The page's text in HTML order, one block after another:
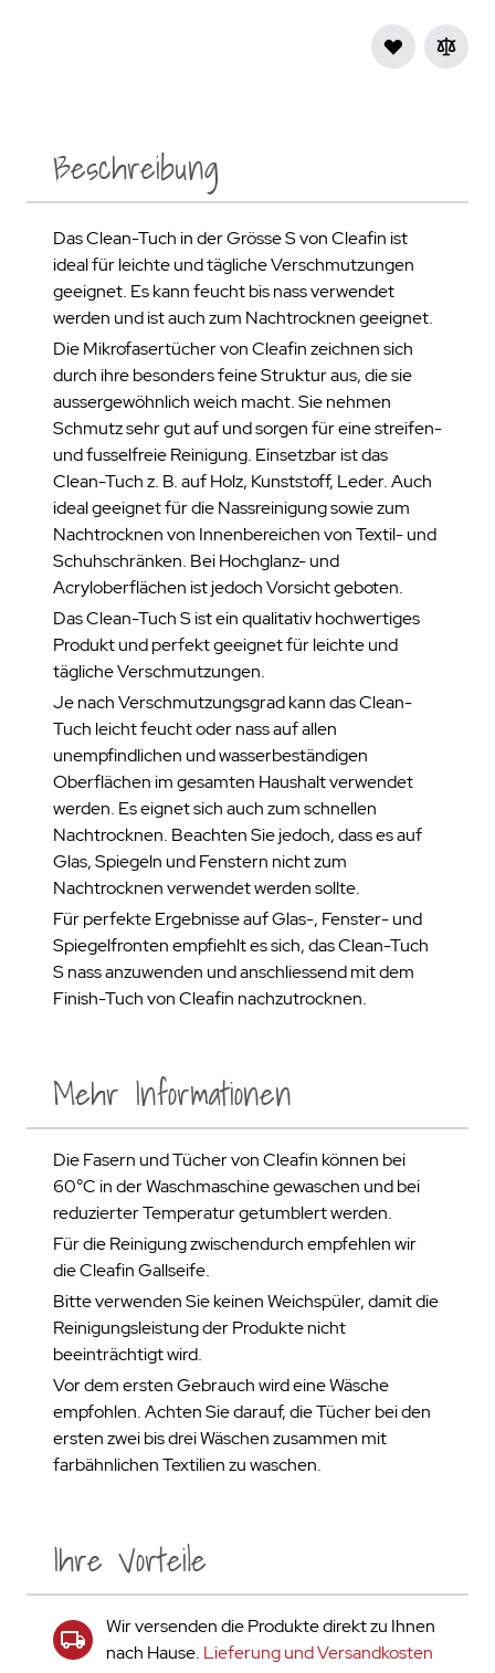
Beschreibung
Das Clean-Tuch in der Grösse S von Cleafin ist
ideal für leichte und tägliche Verschmutzungen
geeignet. Es kann feucht bis nass verwendet
werden und ist auch zum Nachtrocknen geeignet.
Die Mikrofasertücher von Cleafin zeichnen sich
durch ihre besonders feine Struktur aus, die sie
aussergewöhnlich weich macht. Sie nehmen
Schmutz sehr gut auf und sorgen für eine streifen-
und fusselfreie Reinigung. Einsetzbar ist das
Clean-Tuch z. B. auf Holz, Kunststoff, Leder. Auch
ideal geeignet für die Nassreinigung sowie zum
Nachtrocknen von Innenbereichen von Textil- und
Schuhschränken. Bei Hochglanz- und
Acryloberflächen ist jedoch Vorsicht geboten.
Das Clean-Tuch S ist ein qualitativ hochwertiges
Produkt und perfekt geeignet für leichte und
tägliche Verschmutzungen.
Je nach Verschmutzungsgrad kann das Clean-
Tuch leicht feucht oder nass auf allen
unempfindlichen und wasserbeständigen
Oberflächen im gesamten Haushalt verwendet
werden. Es eignet sich auch zum schnellen
Nachtrocknen. Beachten Sie jedoch, dass es auf
Glas, Spiegeln und Fenstern nicht zum
Nachtrocknen verwendet werden sollte.
Für perfekte Ergebnisse auf Glas-, Fenster- und
Spiegelfronten empfiehlt es sich, das Clean-Tuch
S nass anzuwenden und anschliessend mit dem
Finish-Tuch von Cleafin nachzutrocknen.
Ihre Vorteile
Wir versenden die Produkte direkt zu Ihnen
nach Hause. Lieferung und Versandkosten
Mehr Informationen
Die Fasern und Tücher von Cleafin können bei
60°C in der Waschmaschine gewaschen und bei
reduzierter Temperatur getumblert werden.
Für die Reinigung zwischendurch empfehlen wir
die Cleafin Gallseife.
Bitte verwenden Sie keinen Weichspüler, damit die
Reinigungsleistung der Produkte nicht
beeinträchtigt wird.
Vor dem ersten Gebrauch wird eine Wäsche
empfohlen. Achten Sie darauf, die Tücher bei den
ersten zwei bis drei Wäschen zusammen mit
farbähnlichen Textilien zu waschen.